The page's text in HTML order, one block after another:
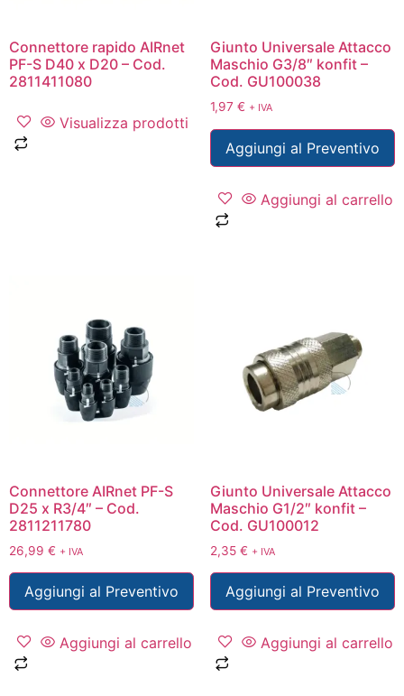
Connettore rapido AIRnet
PF-S D40 x D20 – Cod.
2811411080
Visualizza prodotti
Giunto Universale Attacco
Maschio G3/8″ konfit –
Cod. GU100038
1,97 € + IVA
Aggiungi al Preventivo
Aggiungi al carrello
Connettore AIRnet PF-S
D25 x R3/4″ – Cod.
2811211780
26,99 € + IVA
Aggiungi al Preventivo
Aggiungi al carrello
Giunto Universale Attacco
Maschio G1/2″ konfit –
Cod. GU100012
2,35 € + IVA
Aggiungi al Preventivo
Aggiungi al carrello